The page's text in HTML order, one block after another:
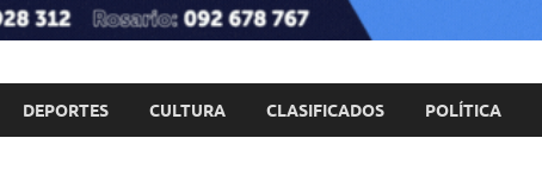
DEPORTES CULTURA CLASIFICADOS POLÍTICA